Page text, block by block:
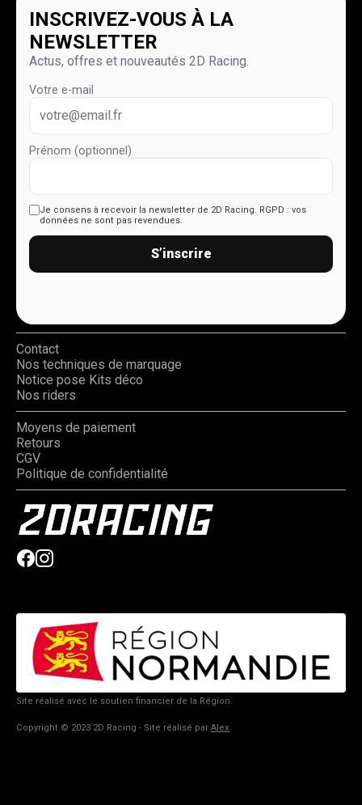
INSCRIVEZ-VOUS À LA
NEWSLETTER
Actus, offres et nouveautés 2D Racing.
Votre e-mail
Prénom (optionnel)
Je consens à recevoir la newsletter de 2D Racing. RGPD : vos
données ne sont pas revendues.
S’inscrire
Contact
Nos techniques de marquage
Notice pose Kits déco
Nos riders
Moyens de paiement
Retours
CGV
Politique de confidentialité
Site réalisé avec le soutien financier de la Région.
Copyright © 2023 2D Racing - Site réalisé par Alex